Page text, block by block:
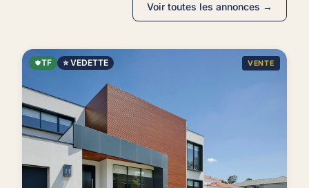
Voir toutes les annonces →
TF ⭐ VEDETTE VENTE